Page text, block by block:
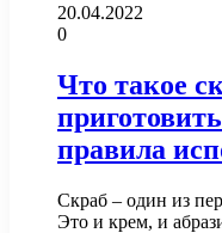
20.04.2022
0
Что такое
правила
Скраб – один из
Это и крем, и